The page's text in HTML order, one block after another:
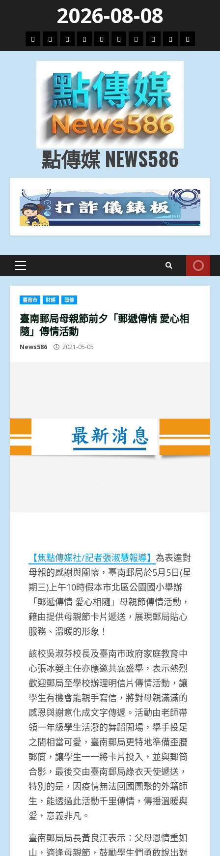
content
2026-08-08
頭
條
財
經
地
方.
會
文
教.
技
專
題
娛
樂
劇
政
治
國
際
運
動
生
活
點傳媒 NEWS586
Primary
臺南市 財經 頭條
臺南郵局母親節前夕「郵遞傳情 愛心相
隨」傳情活動
News586 2021-05-05
【焦點傳媒社/記者張淑慧報導】 為表達對
母親的感謝與關懷，臺南郵局於5月5日(星
期三)上午10時假本市北區公園國小舉辦
「郵遞傳情 愛心相隨」母親節傳情活動，
藉由提供母親節卡片遞送，展現郵局貼心
服務、溫暖的形象！
該校吳淑芬校長及臺南市政府家庭教育中
心張冰嫈主任亦應邀共襄盛舉，表示熱烈
歡迎郵局至學校辦理明信片傳情活動，讓
學生有機會能親手寫信，將對母親滿滿的
感恩與謝意化成文字傳遞。活動由老師帶
領一年級學生活潑的舞蹈開場，舉手投足
之間相當可愛，臺南郵局更特地準備歪腰
郵筒，讓學生一一將卡片投入，並與郵筒
合影，最後交由臺南郵局綠衣天使遞送，
特別的是，因疫情無法回國團聚的外籍師
生，能透過此活動千里傳情，傳播溫暖與
愛，意義非凡。
臺南郵局局長黃良江表示：父母恩情重如
山，適逢母親節，鼓勵學生們勇敢說出對